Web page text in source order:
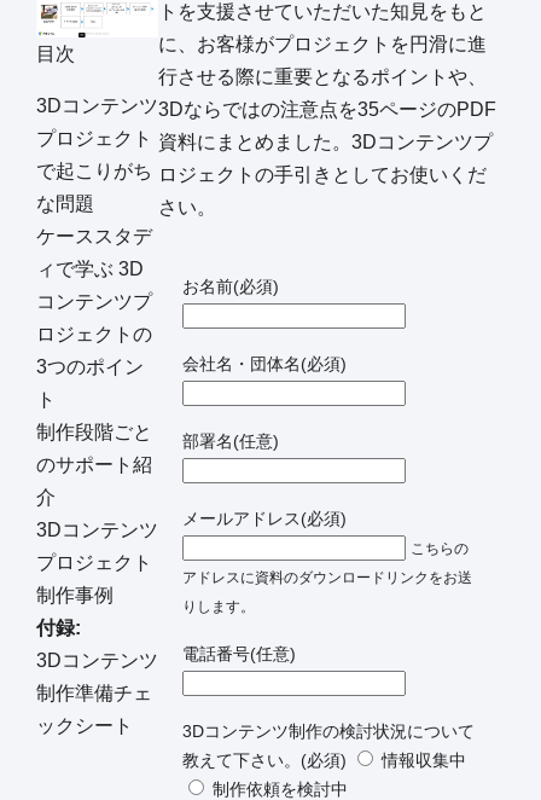
目次
3Dコンテンツ
プロジェクト
で起こりがち
な問題
ケーススタデ
ィで学ぶ 3D
コンテンツプ
ロジェクトの
3つのポイン
ト
制作段階ごと
のサポート紹
介
3Dコンテンツ
プロジェクト
制作事例
付録:
3Dコンテンツ
制作準備チェ
ックシート
トを支援させていただいた知見をもと
に、お客様がプロジェクトを円滑に進
行させる際に重要となるポイントや、
3Dならではの注意点を35ページのPDF
資料にまとめました。3Dコンテンツプ
ロジェクトの手引きとしてお使いくだ
さい。
お名前(必須)
会社名・団体名(必須)
部署名(任意)
メールアドレス(必須)
こちらの
アドレスに資料のダウンロードリンクをお送
りします。
電話番号(任意)
3Dコンテンツ制作の検討状況について
教えて下さい。 (必須)
情報収集中
制作依頼を検討中